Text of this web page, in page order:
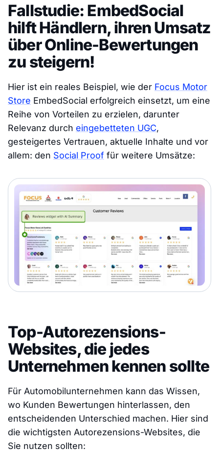
Fallstudie: EmbedSocial
hilft Händlern, ihren Umsatz
über Online-Bewertungen
zu steigern!
Hier ist ein reales Beispiel, wie der Focus Motor
Store EmbedSocial erfolgreich einsetzt, um eine
Reihe von Vorteilen zu erzielen, darunter
Relevanz durch eingebetteten UGC,
gesteigertes Vertrauen, aktuelle Inhalte und vor
allem: den Social Proof für weitere Umsätze:
Top-Autorezensions-
Websites, die jedes
Unternehmen kennen sollte
Für Automobilunternehmen kann das Wissen,
wo Kunden Bewertungen hinterlassen, den
entscheidenden Unterschied machen. Hier sind
die wichtigsten Autorezensions-Websites, die
Sie nutzen sollten: